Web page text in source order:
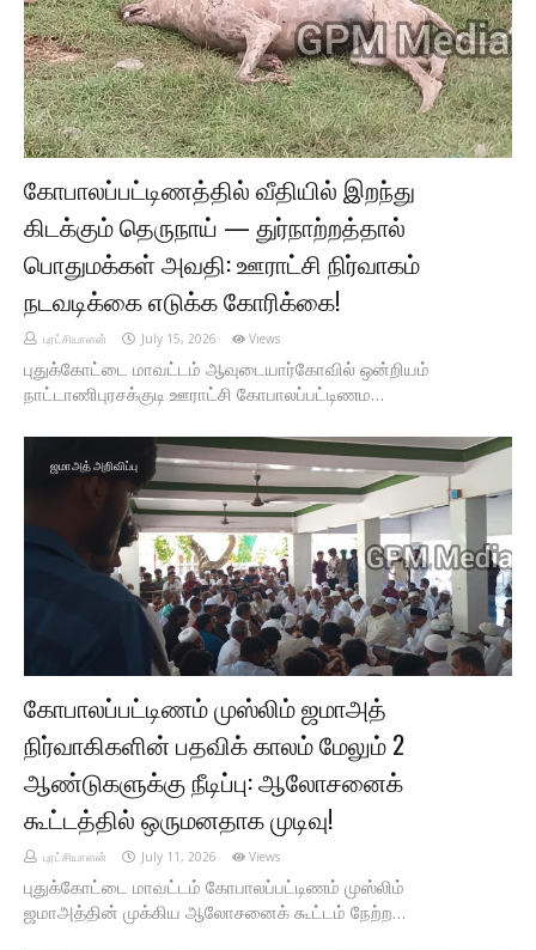
கோபாலப்பட்டிணத்தில் வீதியில் இறந்து
கிடக்கும் தெருநாய் — துர்நாற்றத்தால்
பொதுமக்கள் அவதி: ஊராட்சி நிர்வாகம்
நடவடிக்கை எடுக்க கோரிக்கை!
புரட்சியாளன் July 15, 2026 Views
புதுக்கோட்டை மாவட்டம் ஆவுடையார்கோவில் ஒன்றியம்
நாட்டாணிபுரசக்குடி ஊராட்சி கோபாலப்பட்டிணம…
ஜமாஅத் அறிவிப்பு
கோபாலப்பட்டிணம் முஸ்லிம் ஜமாஅத்
நிர்வாகிகளின் பதவிக் காலம் மேலும் 2
ஆண்டுகளுக்கு நீடிப்பு: ஆலோசனைக்
கூட்டத்தில் ஒருமனதாக முடிவு!
புரட்சியாளன் July 11, 2026 Views
புதுக்கோட்டை மாவட்டம் கோபாலப்பட்டிணம் முஸ்லிம்
ஜமாஅத்தின் முக்கிய ஆலோசனைக் கூட்டம் நேற்ற…